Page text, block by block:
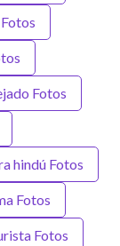
Fotos
hindú Fotos
Fotos
Fotos